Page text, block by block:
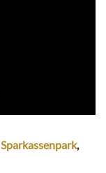
Sparkassenpark,